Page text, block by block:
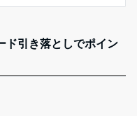
引き落としでポイン